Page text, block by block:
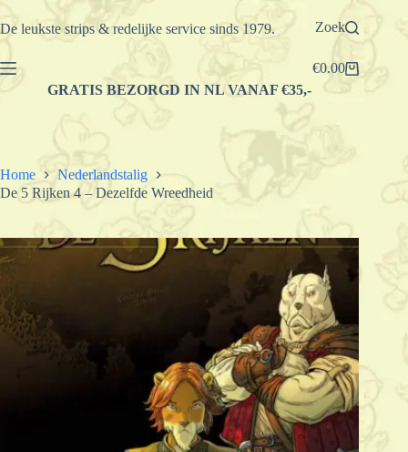
Ga
naar
De leukste strips & redelijke service sinds 1979. Zoek
Winkelwagen
€0.00
GRATIS BEZORGD IN NL VANAF €35,-
Home
Nederlandstalig
De 5 Rijken 4 – Dezelfde Wreedheid